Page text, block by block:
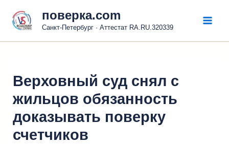
поверка.com
Санкт-Петербург · Аттестат RA.RU.320339
Верховный суд снял с
жильцов обязанность
доказывать поверку
счетчиков